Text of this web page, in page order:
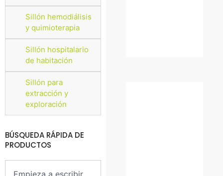
Sillón hemodiálisis
y quimioterapia
Sillón hospitalario
de habitación
Sillón para
extracción y
exploración
BÚSQUEDA RÁPIDA DE
PRODUCTOS